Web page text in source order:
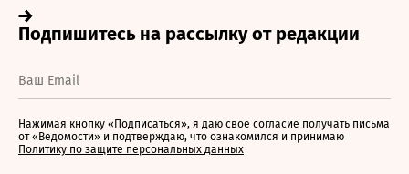
Нажимая кнопку «Подписаться», я даю свое согласие получать письма
от «Ведомости» и подтверждаю, что ознакомился и принимаю
Политику по защите персональных данных